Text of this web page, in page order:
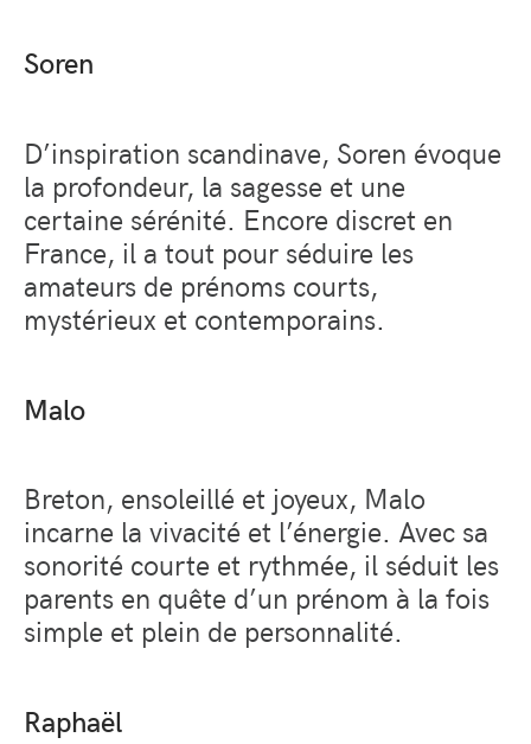
Soren
D’inspiration scandinave, Soren évoque
la profondeur, la sagesse et une
certaine sérénité. Encore discret en
France, il a tout pour séduire les
amateurs de prénoms courts,
mystérieux et contemporains.
Malo
Breton, ensoleillé et joyeux, Malo
incarne la vivacité et l’énergie. Avec sa
sonorité courte et rythmée, il séduit les
parents en quête d’un prénom à la fois
simple et plein de personnalité.
Raphaël